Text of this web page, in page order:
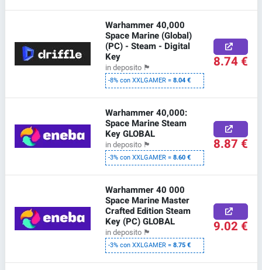
Warhammer 40,000
Space Marine (Global)
(PC) - Steam - Digital
Key
in deposito 🏴
-8% con XXLGAMER =8.04 €
8.74 €
Warhammer 40,000:
Space Marine Steam
Key GLOBAL
in deposito 🏴
-3% con XXLGAMER =8.60 €
8.87 €
Warhammer 40 000
Space Marine Master
Crafted Edition Steam
Key (PC) GLOBAL
in deposito 🏴
-3% con XXLGAMER =8.75 €
9.02 €